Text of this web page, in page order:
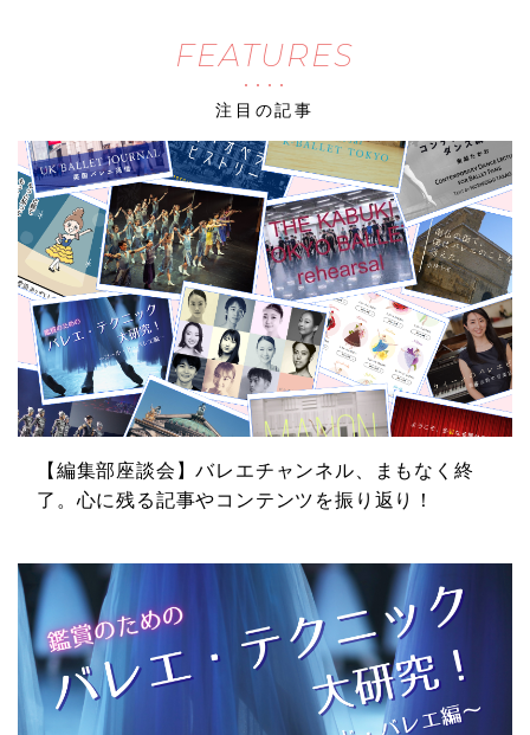
FEATURES
注目の記事
【編集部座談会】バレエチャンネル、まもなく終
了。心に残る記事やコンテンツを振り返り！